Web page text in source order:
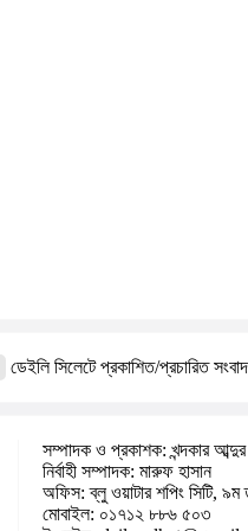
ডেইলি সিলেটে প্রকাশিত/প্রচারিত
সম্পাদক ও প্রকাশক: খন্দকার আব্দুর
নির্বাহী সম্পাদক: মারুফ হাসান
অফিস: ব্লু ওয়াটার শপিং সিটি, ৯ম
মোবাইল: ০১৭১২ ৮৮৬ ৫০৩